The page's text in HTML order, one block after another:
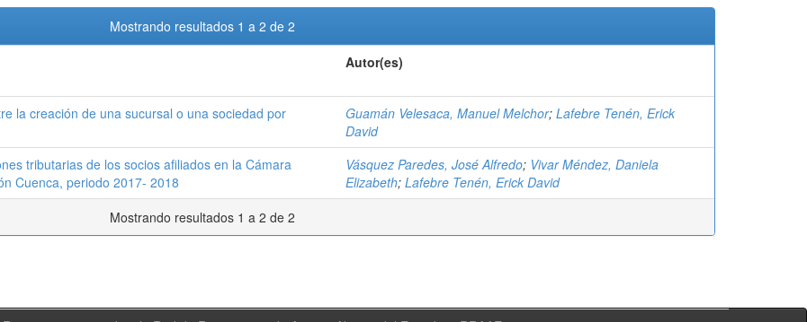
Mostrando resultados 1 a 2 de 2
Autor(es)
la creación de una sucursal o una sociedad por
Guamán Velesaca, Manuel Melchor; Lafebre Tenén, Erick
David
tributarias de los socios afiliados en la Cámara
Cuenca, periodo 2017- 2018
Vásquez Paredes, José Alfredo; Vivar Méndez, Daniela
Elizabeth; Lafebre Tenén, Erick David
Mostrando resultados 1 a 2 de 2